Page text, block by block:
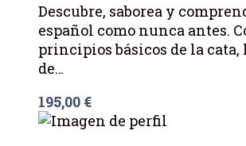
Descubre, saborea y
español como nunca antes.
principios básicos de la cata,
de…
195,00 €